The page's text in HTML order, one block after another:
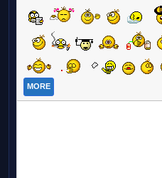
MORE